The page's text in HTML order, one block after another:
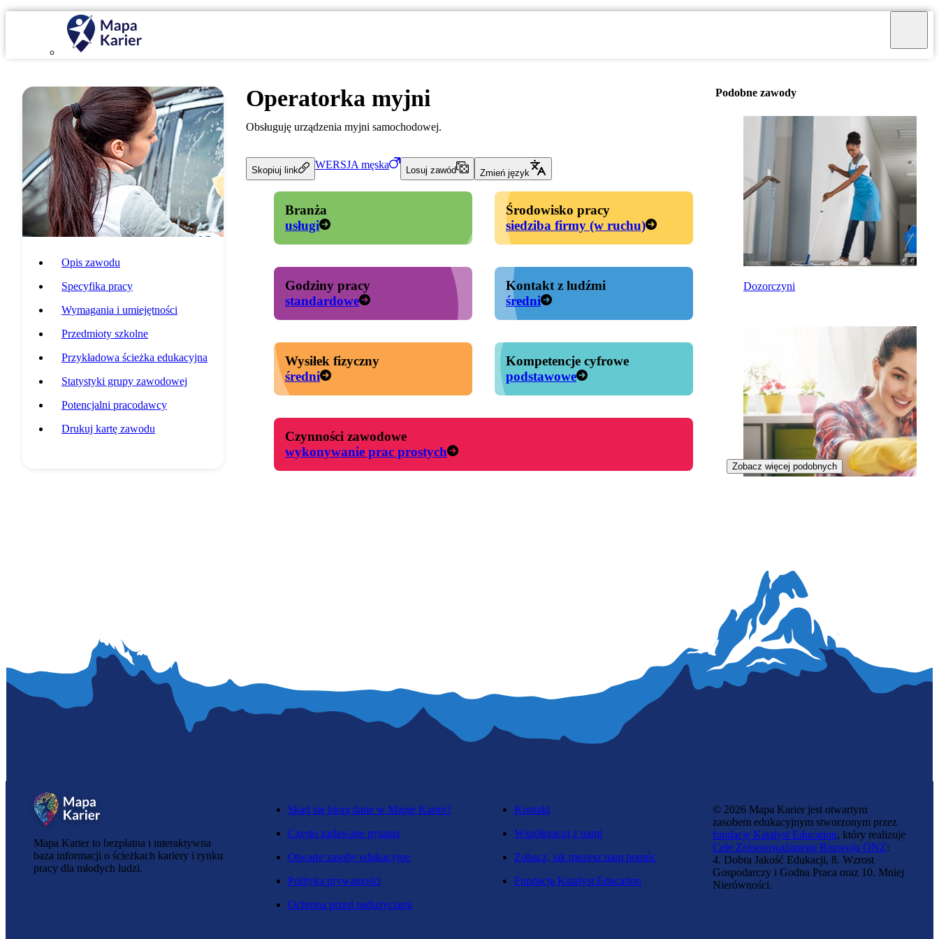
Opis zawodu
Specyfika pracy
Wymagania i umiejętności
Przedmioty szkolne
Przykładowa ścieżka edukacyjna
Statystyki grupy zawodowej
Potencjalni pracodawcy
Drukuj kartę zawodu
Operatorka myjni
Obsługuję urządzenia myjni samochodowej.
Skopiuj link WERSJA męska
Losuj zawód Zmień język
Branża
usługi
Środowisko pracy
siedziba firmy (w ruchu)
Godziny pracy
standardowe
Kontakt z ludźmi
średni
Wysiłek fizyczny
średni
Kompetencje cyfrowe
podstawowe
Czynności zawodowe
wykonywanie prac prostych
Podobne zawody
Dozorczyni
Zobacz więcej podobnych
Mapa Karier to bezpłatna i interaktywna
baza informacji o ścieżkach kariery i rynku
pracy dla młodych ludzi.
Skąd się biorą dane w Mapie Karier?
Często zadawane pytania
Otwarte zasoby edukacyjne
Polityka prywatności
Ochrona przed nadużyciami
Kontakt
Współpracuj z nami
Zobacz, jak możesz nam pomóc
Fundacja Katalyst Education
© 2026 Mapa Karier jest otwartym
zasobem edukacyjnym stworzonym przez
fundację Katalyst Education, który realizuje
Cele Zrównoważonego Rozwoju ONZ:
4. Dobra Jakość Edukacji, 8. Wzrost
Gospodarczy i Godna Praca oraz 10. Mniej
Nierówności.